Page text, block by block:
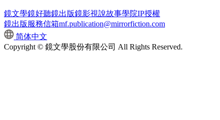
鏡文學鏡好聽鏡出版鏡影視說故事學院IP授權
鏡出版服務信箱mf.publication@mirrorfiction.com
简体中文
Copyright © 鏡文學股份有限公司 All Rights Reserved.